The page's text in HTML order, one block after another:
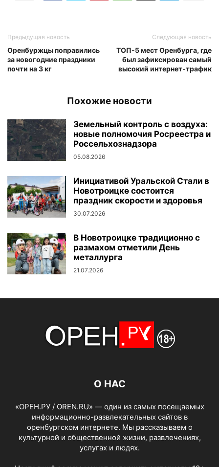
Предыдущая новость
Оренбуржцы поправились
за новогодние праздники
почти на 3 кг
Следующая новость
ТОП-5 мест Оренбурга, где
был зафиксирован самый
высокий интернет-трафик
Похожие новости
Земельный контроль с воздуха:
новые полномочия Росреестра и
Россельхознадзора
05.08.2026
Инициативой Уральской Стали в
Новотроицке состоится
праздник скорости и здоровья
30.07.2026
В Новотроицке традиционно с
размахом отметили День
металлурга
21.07.2026
О НАС
«ОРЕН.РУ / OREN.RU» — один из самых посещаемых
информационно-развлекательных сайтов в
оренбургском интернете. Мы рассказываем о
культурной и общественной жизни, развлечениях,
услугах и людях.